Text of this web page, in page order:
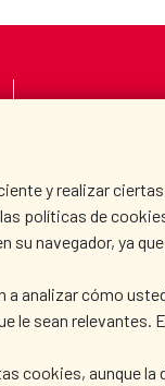
y realizar
políticas de
su navegador, ya
a analizar cómo
le sean relevantes.
cookies, aunque la
SALA DE